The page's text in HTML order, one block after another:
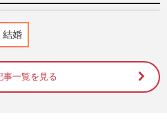
・三山凌輝、実父がシェフ
んかけスパゲッティ店〉オープ
12月30日号 2026/7/22
結婚
事一覧を見る